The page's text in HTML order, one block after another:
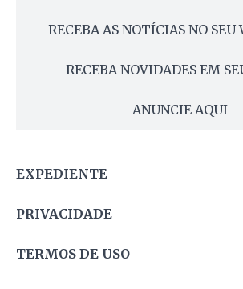
RECEBA AS NOTÍCIAS NO SEU
RECEBA NOVIDADES EM
ANUNCIE AQUI
EXPEDIENTE
PRIVACIDADE
TERMOS DE USO